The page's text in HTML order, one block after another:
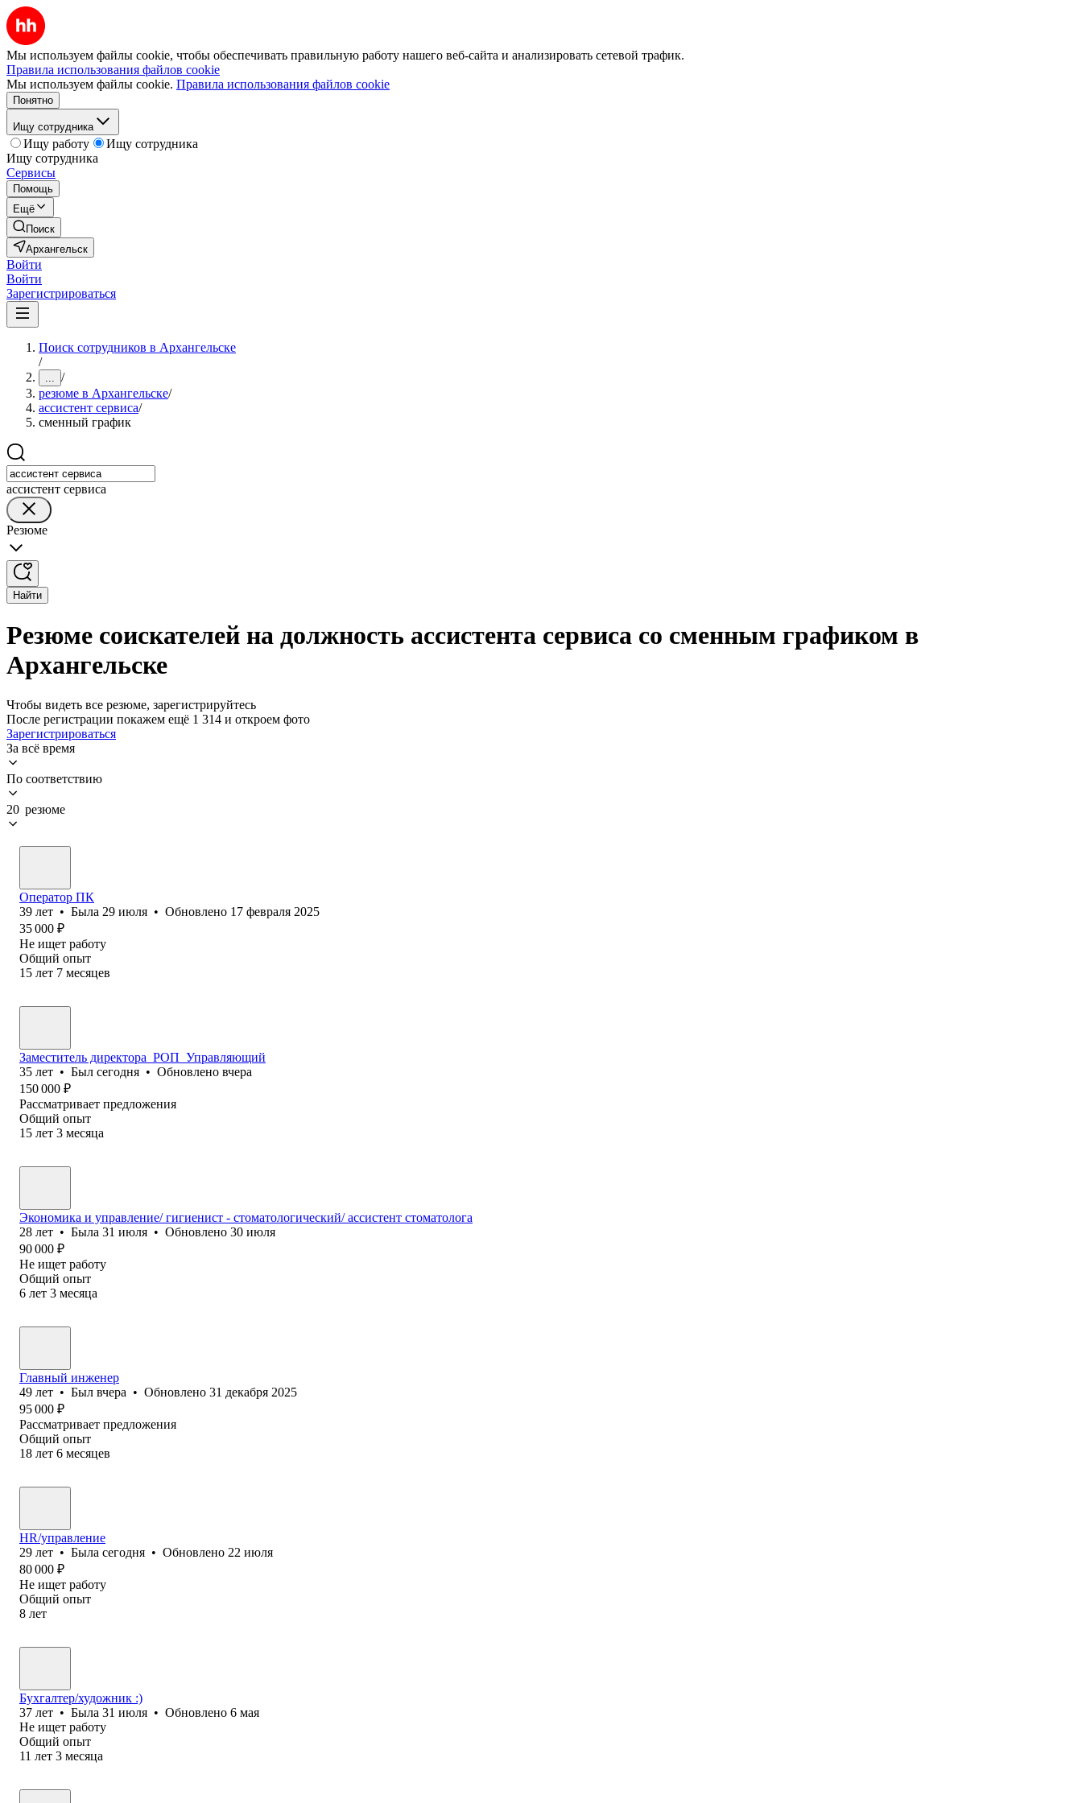
Мы используем файлы cookie, чтобы обеспечивать правильную работу нашего веб-сайта и анализировать сетевой трафик.
Правила использования файлов cookie
Мы используем файлы cookie. Правила использования файлов cookie
Понятно
Ищу сотрудника
Ищу работу
Ищу сотрудника
Ищу сотрудника
Сервисы
Помощь
Ещё
Поиск
Архангельск
Войти
Войти
Зарегистрироваться
Поиск сотрудников в Архангельске
/
... /
резюме в Архангельске/
ассистент сервиса/
сменный график
ассистент сервиса
Резюме
Найти
Резюме соискателей на должность ассистента сервиса со сменным графиком в
Архангельске
Чтобы видеть все резюме, зарегистрируйтесь
После регистрации покажем ещё 1 314 и откроем фото
Зарегистрироваться
За всё время
По соответствию
20 резюме
Оператор ПК
39 лет • Была 29 июля • Обновлено 17 февраля 2025
35 000 ₽
Не ищет работу
Общий опыт
15 лет 7 месяцев
Заместитель директора_РОП_Управляющий
35 лет • Был сегодня • Обновлено вчера
150 000 ₽
Рассматривает предложения
Общий опыт
15 лет 3 месяца
Экономика и управление/ гигиенист - стоматологический/ ассистент стоматолога
28 лет • Была 31 июля • Обновлено 30 июля
90 000 ₽
Не ищет работу
Общий опыт
6 лет 3 месяца
Главный инженер
49 лет • Был вчера • Обновлено 31 декабря 2025
95 000 ₽
Рассматривает предложения
Общий опыт
18 лет 6 месяцев
HR/управление
29 лет • Была сегодня • Обновлено 22 июля
80 000 ₽
Не ищет работу
Общий опыт
8 лет
Бухгалтер/художник :)
37 лет • Была 31 июля • Обновлено 6 мая
Не ищет работу
Общий опыт
11 лет 3 месяца